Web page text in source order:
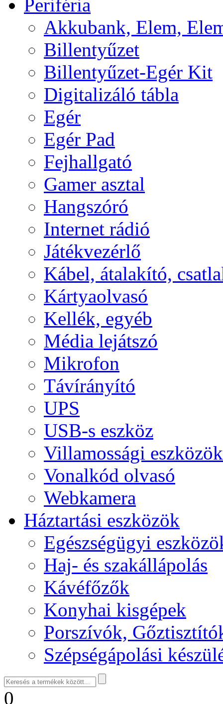
Periféria
Akkubank, Elem,
Billentyűzet
Billentyűzet-Egér Kit
Digitalizáló tábla
Egér
Egér Pad
Fejhallgató
Gamer asztal
Hangszóró
Internet rádió
Játékvezérlő
Kábel, átalakító,
Kártyaolvasó
Kellék, egyéb
Média lejátszó
Mikrofon
Távírányító
UPS
USB-s eszköz
Villamossági eszközök
Vonalkód olvasó
Webkamera
Háztartási eszközök
Egészségügyi
Haj- és szakállápolás
Kávéfőzők
Konyhai kisgépek
Porszívók,
Szépségápolási
0